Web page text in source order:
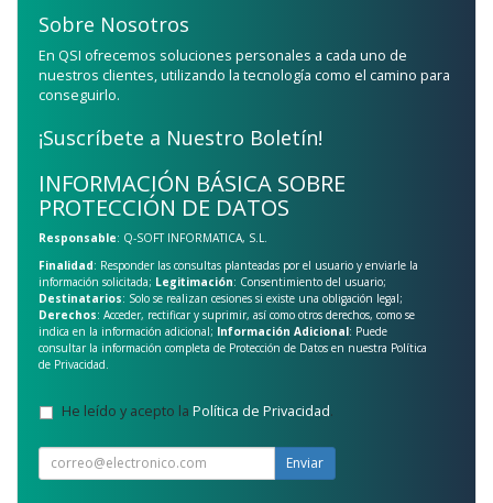
Sobre Nosotros
En QSI ofrecemos soluciones personales a cada uno de
nuestros clientes, utilizando la tecnología como el camino para
conseguirlo.
¡Suscríbete a Nuestro Boletín!
INFORMACIÓN BÁSICA SOBRE
PROTECCIÓN DE DATOS
Responsable: Q-SOFT INFORMATICA, S.L.
Finalidad: Responder las consultas planteadas por el usuario y enviarle la
información solicitada; Legitimación: Consentimiento del usuario;
Destinatarios: Solo se realizan cesiones si existe una obligación legal;
Derechos: Acceder, rectificar y suprimir, así como otros derechos, como se
indica en la información adicional; Información Adicional: Puede
consultar la información completa de Protección de Datos en nuestra Política
de Privacidad
He leído y acepto la Política de Privacidad.
Enviar